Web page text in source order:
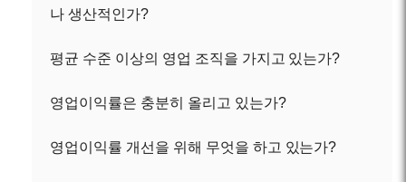
나 생산적인가?
평균 수준 이상의 영업 조직을 가지고 있는가?
영업이익률은 충분히 올리고 있는가?
영업이익률 개선을 위해 무엇을 하고 있는가?